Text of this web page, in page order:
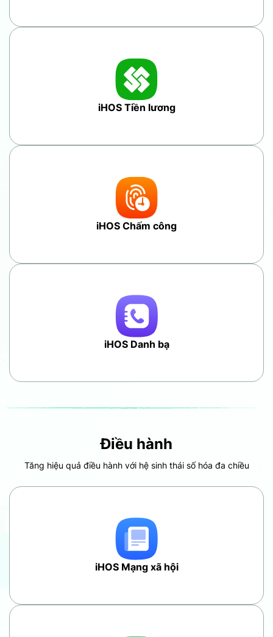
iHOS Tiền lương
iHOS Chấm công
iHOS Danh bạ
Điều hành
Tăng hiệu quả điều hành với hệ sinh thái số hóa đa chiều
iHOS Mạng xã hội